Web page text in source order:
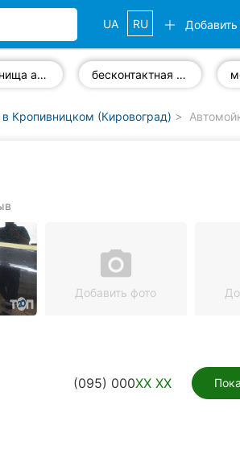
UA RU
мойка днища автомобиля бесконтактная мойка
Кропивницком (Кировоград)
camera_alt
Добавить фото
(095) 000XX XX